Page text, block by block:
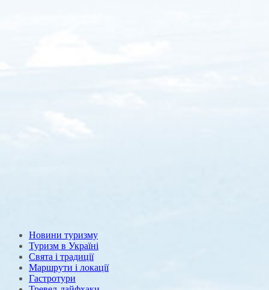
Новини туризму
Туризм в Україні
Свята і традиції
Маршрути і локації
Гастротури